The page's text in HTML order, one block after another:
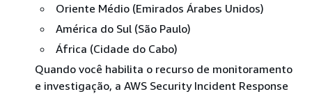
Oriente Médio (Emirados Árabes Unidos)
América do Sul (São Paulo)
África (Cidade do Cabo)
Quando você habilita o recurso de monitoramento
e investigação, a AWS Security Incident Response